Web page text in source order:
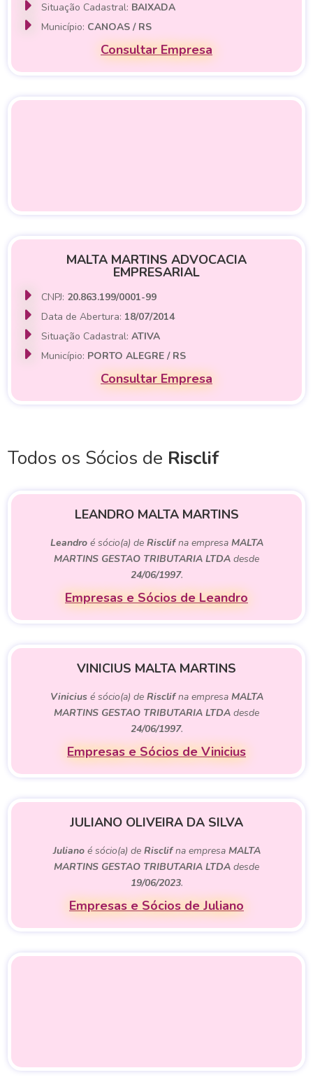
Situação Cadastral: BAIXADA
Município: CANOAS / RS
Consultar Empresa
MALTA MARTINS ADVOCACIA
EMPRESARIAL
CNPJ: 20.863.199/0001-99
Data de Abertura: 18/07/2014
Situação Cadastral:ATIVA
Município: PORTO ALEGRE / RS
Consultar Empresa
Todos os Sócios de Risclif
LEANDRO MALTA MARTINS
Leandroé sócio(a) de Risclifna empresa MALTA
MARTINS GESTAO TRIBUTARIA LTDA desde
24/06/1997.
Empresas e Sócios de Leandro
VINICIUS MALTA MARTINS
Viniciusé sócio(a) de Risclifna empresa MALTA
MARTINS GESTAO TRIBUTARIA LTDA desde
24/06/1997.
Empresas e Sócios de Vinicius
JULIANO OLIVEIRA DA SILVA
Julianoé sócio(a) de Risclifna empresa MALTA
MARTINS GESTAO TRIBUTARIA LTDA desde
19/06/2023.
Empresas e Sócios de Juliano